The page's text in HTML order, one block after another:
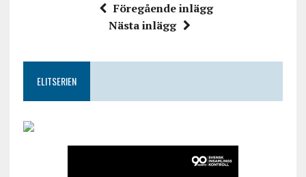
Föregående inlägg
Nästa inlägg
ELITSERIEN